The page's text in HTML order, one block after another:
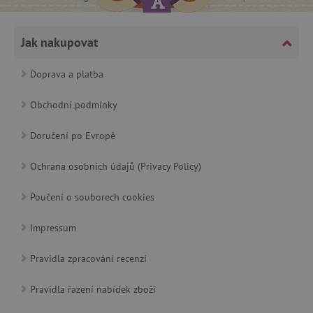
Jak nakupovat
Doprava a platba
Obchodní podmínky
Doručení po Evropě
Ochrana osobních údajů (Privacy Policy)
Poučení o souborech cookies
Impressum
Pravidla zpracování recenzí
Pravidla řazení nabídek zboží
CookieScriptConsent